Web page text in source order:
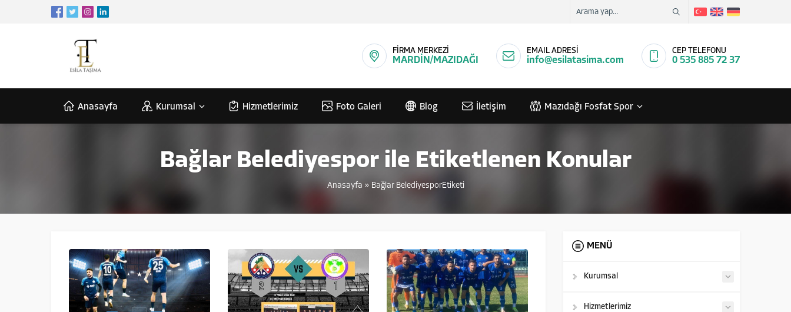
FİRMA MERKEZİ
MARDİN/MAZIDAĞI
EMAIL ADRESİ
info@esilatasima.com
CEP TELEFONU
0 535 885 72 37
Anasayfa Kurumsal Hizmetlerimiz Foto Galeri Blog İletişim Mazıdağı Fosfat Spor
Bağlar Belediyespor ile Etiketlenen Konular
Anasayfa » Bağlar BelediyesporEtiketi
MENÜ
Kurumsal
Hizmetlerimiz